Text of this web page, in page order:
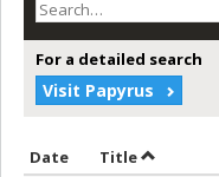
For a detailed search
Visit Papyrus
Date Sort by date in
TitleSort by